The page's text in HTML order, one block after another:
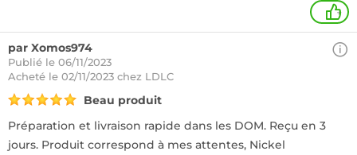
+
par Xomos974
Publié le 06/11/2023
Acheté le 02/11/2023 chez LDLC
Beau produit
Préparation et livraison rapide dans les DOM. Reçu en 3
jours. Produit correspond à mes attentes, Nickel